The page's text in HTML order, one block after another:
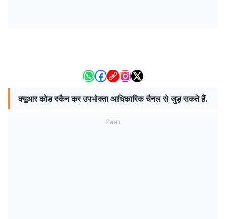
क्यूआर कोड स्कैन कर उपभोक्ता आधिकारिक चैनल से जुड़ सकते हैं.
विज्ञापन